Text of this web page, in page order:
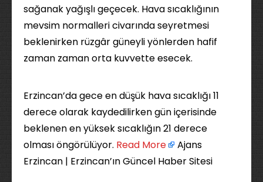
sağanak yağışlı geçecek. Hava sıcaklığının
mevsim normalleri civarında seyretmesi
beklenirken rüzgâr güneyli yönlerden hafif
zaman zaman orta kuvvette esecek.
Erzincan’da gece en düşük hava sıcaklığı 11
derece olarak kaydedilirken gün içerisinde
beklenen en yüksek sıcaklığın 21 derece
olması öngörülüyor. ​ Read More
Ajans
Erzincan | Erzincan’ın Güncel Haber Sitesi